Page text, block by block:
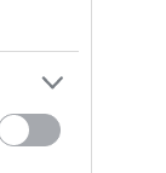
| 19:40
στη Σκύρο:
να καίει